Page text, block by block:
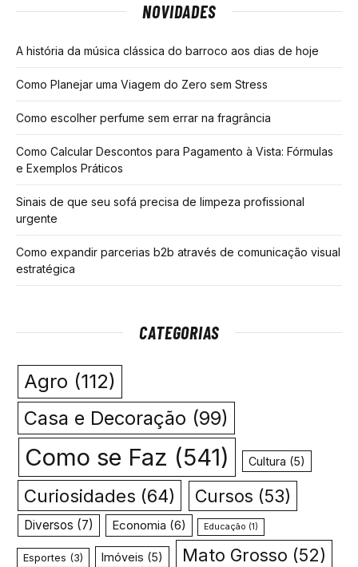
NOVIDADES
A história da música clássica do barroco aos dias de hoje
Como Planejar uma Viagem do Zero sem Stress
Como escolher perfume sem errar na fragrância
Como Calcular Descontos para Pagamento à Vista: Fórmulas
e Exemplos Práticos
Sinais de que seu sofá precisa de limpeza profissional
urgente
Como expandir parcerias b2b através de comunicação visual
estratégica
CATEGORIAS
Agro (112)
Casa e Decoração (99)
Como se Faz (541) Cultura (5)
Curiosidades (64) Cursos (53)
Diversos (7) Economia (6) Educação (1)
Esportes (3) Imóveis (5) Mato Grosso (52)